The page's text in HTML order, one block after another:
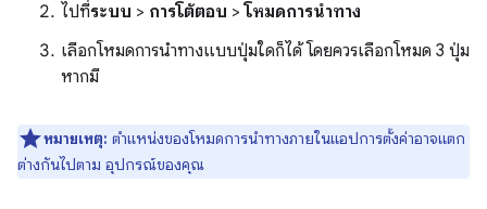
ไปที่ระบบ > การโต้ตอบ >โหมดการนำทาง
เลือกโหมดการนำทางแบบปุ่มใดก็ได้ โดยควรเลือกโหมด 3 ปุ่ม
หากมี
หมายเหตุ: ตำแหน่งของโหมดการนำทางภายในแอปการตั้งค่าอาจแตก
ต่างกันไปตาม อุปกรณ์ของคุณ